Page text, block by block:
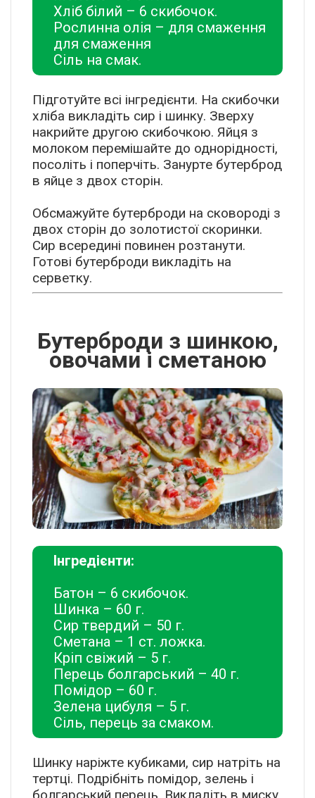
Хліб білий – 6 скибочок.
Рослинна олія – для смаження
для смаження
Сіль на смак.
Підготуйте всі інгредієнти. На скибочки
хліба викладіть сир і шинку. Зверху
накрийте другою скибочкою. Яйця з
молоком перемішайте до однорідності,
посоліть і поперчіть. Занурте бутерброд
в яйце з двох сторін.
Обсмажуйте бутерброди на сковороді з
двох сторін до золотистої скоринки.
Сир всередині повинен розтанути.
Готові бутерброди викладіть на
серветку.
Бутерброди з шинкою,
овочами і сметаною
Інгредієнти:
Батон – 6 скибочок.
Шинка – 60 г.
Сир твердий – 50 г.
Сметана – 1 ст. ложка.
Кріп свіжий – 5 г.
Перець болгарський – 40 г.
Помідор – 60 г.
Зелена цибуля – 5 г.
Сіль, перець за смаком.
Шинку наріжте кубиками, сир натріть на
тертці. Подрібніть помідор, зелень і